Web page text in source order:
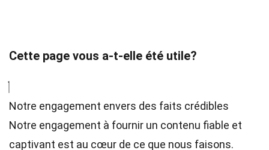
Cette page vous a-t-elle été utile?
Notre engagement envers des faits crédibles
Notre engagement à fournir un contenu fiable et
captivant est au cœur de ce que nous faisons.